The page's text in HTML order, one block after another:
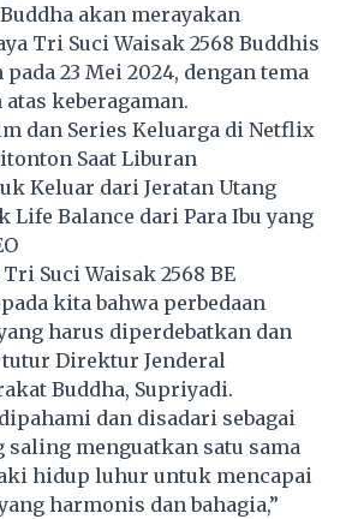
akan merayakan
Tri Suci Waisak 2568 Buddhis
23 Mei 2024, dengan tema
keberagaman.
dan Series Keluarga di Netflix
Saat Liburan
Keluar dari Jeratan Utang
Life Balance dari Para Ibu yang
Suci Waisak 2568 BE
kita bahwa perbedaan
harus diperdebatkan dan
Direktur Jenderal
Buddha, Supriyadi.
dan disadari sebagai
saling menguatkan satu sama
hidup luhur untuk mencapai
harmonis dan bahagia,”